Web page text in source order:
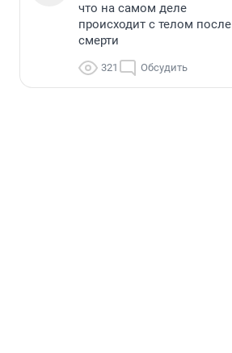
что на самом деле
происходит с телом после
смерти
321 Обсудить